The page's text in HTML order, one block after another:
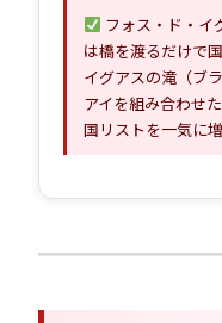
フォス・ド・イ
は橋を渡るだけで
イグアスの滝（ブ
アイを組み合わせ
国リストを一気に